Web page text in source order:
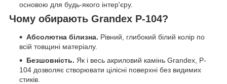
основою для будь-якого інтер'єру.
Чому обирають Grandex P-104?
Абсолютна білизна. Рівний, глибокий білий колір по
всій товщині матеріалу.
Безшовність. Як і весь акриловий камінь Grandex, P-
104 дозволяє створювати цілісні поверхні без видимих
стиків.